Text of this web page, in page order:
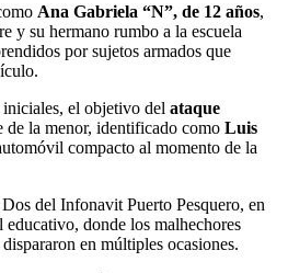
Ana Gabriela “N”, de 12 años,
y su hermano rumbo a la escuela
por sujetos armados que
el objetivo del ataque
de la menor, identificado como Luis
compacto al momento de la
del Infonavit Puerto Pesquero, en
donde los malhechores
en múltiples ocasiones.